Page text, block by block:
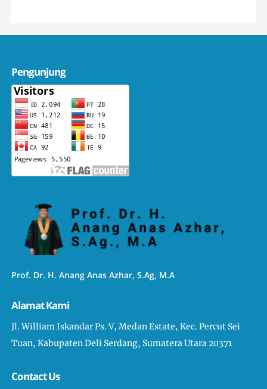
Pengunjung
Prof. Dr. H. Anang Anas Azhar, S.Ag, M.A
Alamat Kami
Jl. William Iskandar Ps. V, Medan Estate, Kec. Percut Sei
Tuan, Kabupaten Deli Serdang, Sumatera Utara 20371
Contact Us